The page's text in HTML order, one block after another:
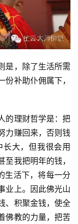
是，除了生活所需
补助仆佣属下，
的理财哲学是：把
力赚回来，否则钱
大，但我很会用
我把明年的钱，
生活下，将每一分
业上。因此佛光山
、积聚金钱，使全
佛教的力量，把苦